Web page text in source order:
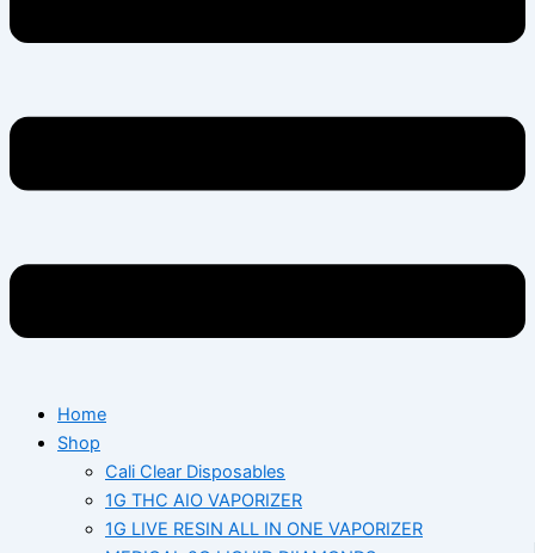
Home
Shop
Cali Clear Disposables
1G THC AIO VAPORIZER
1G LIVE RESIN ALL IN ONE VAPORIZER